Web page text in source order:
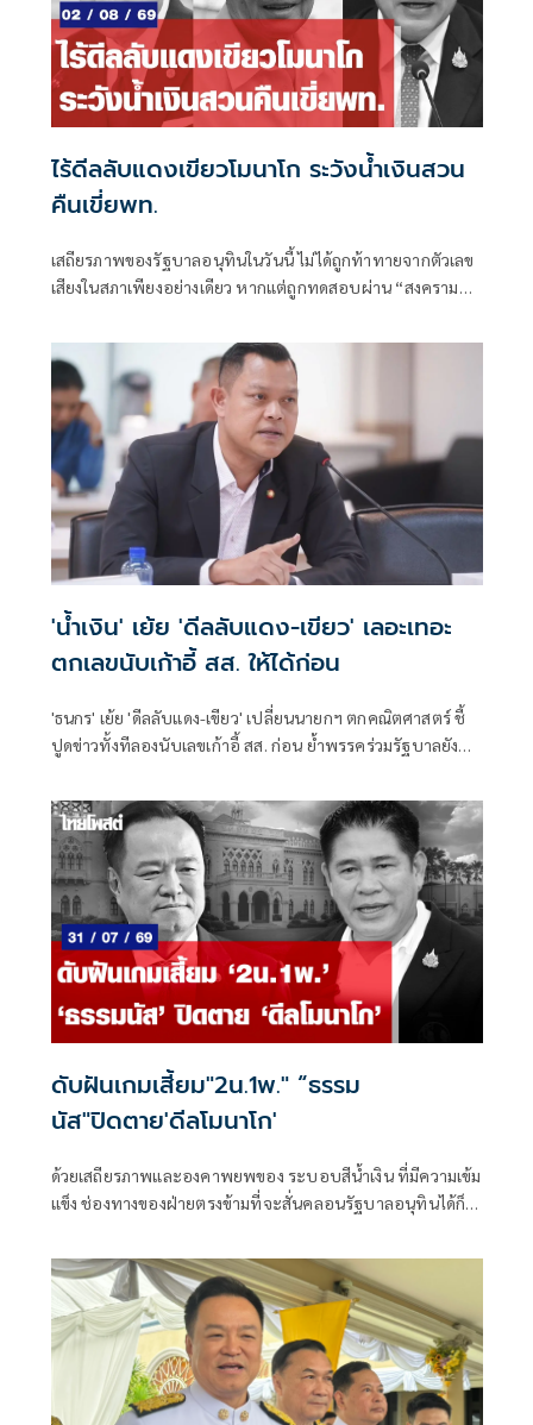
ไร้ดีลลับแดงเขียวโมนาโก ระวังน้ำเงินสวน
คืนเขี่ยพท.
เสถียรภาพของรัฐบาลอนุทินในวันนี้ ไม่ได้ถูกท้าทายจากตัวเลข
เสียงในสภาเพียงอย่างเดียว หากแต่ถูกทดสอบผ่าน “สงคราม
ข่ายอำนาจของพรรคภูมิใจไทย
'น้ำเงิน' เย้ย 'ดีลลับแดง-เขียว' เลอะเทอะ
ตกเลขนับเก้าอี้ สส. ให้ได้ก่อน
'ธนกร' เย้ย 'ดีลลับแดง-เขียว' เปลี่ยนนายกฯ ตกคณิตศาสตร์ ชี้
ปูดข่าวทั้งทีลองนับเลขเก้าอี้ สส. ก่อน ย้ำพรรคร่วมรัฐบาลยัง
ดับฝันเกมเสี้ยม"2น.1พ." “ธรรม
นัส"ปิดตาย'ดีลโมนาโก'
ด้วยเสถียรภาพและองคาพยพของ ระบอบสีน้ำเงิน ที่มีความเข้ม
แข็ง ช่องทางของฝ่ายตรงข้ามที่จะสั่นคลอนรัฐบาลอนุทินได้ก็
แตกแยก ดังที่เกิดขึ้นในยุค 3 ป. แห่งบูรพาพยัคฆ์ ที่เกิดความขัด
แย้ง แย่งชิงอำนาจ ระหว่าง “บิ๊กตู่” พล.อ.ประยุทธ์ จันทร์โอชา
และ “บิ๊กป้อม” พล.อ.ประวิตร วงษ์สุวรรณ